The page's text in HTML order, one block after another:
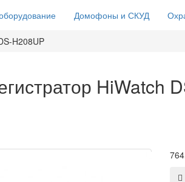
Домофоны и СКУД
H208UP
HiWatch